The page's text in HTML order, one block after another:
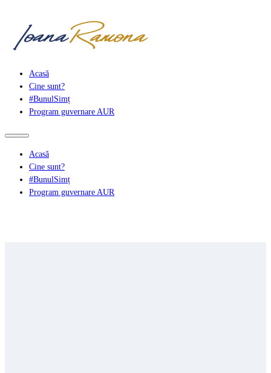
Acasă
Cine sunt?
#BunulSimț
Program guvernare AUR
Acasă
Cine sunt?
#BunulSimț
Program guvernare AUR